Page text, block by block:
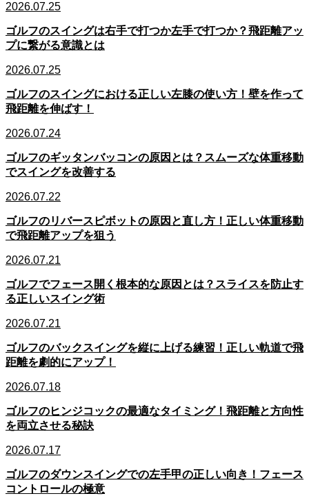
2026.07.25
ゴルフのスイングは右手で打つか左手で打つか？飛距離アッ
プに繋がる意識とは
2026.07.25
ゴルフのスイングにおける正しい左膝の使い方！壁を作って
飛距離を伸ばす！
2026.07.24
ゴルフのギッタンバッコンの原因とは？スムーズな体重移動
でスイングを改善する
2026.07.22
ゴルフのリバースピボットの原因と直し方！正しい体重移動
で飛距離アップを狙う
2026.07.21
ゴルフでフェース開く根本的な原因とは？スライスを防止す
る正しいスイング術
2026.07.21
ゴルフのバックスイングを縦に上げる練習！正しい軌道で飛
距離を劇的にアップ！
2026.07.18
ゴルフのヒンジコックの最適なタイミング！飛距離と方向性
を両立させる秘訣
2026.07.17
ゴルフのダウンスイングでの左手甲の正しい向き！フェース
コントロールの極意